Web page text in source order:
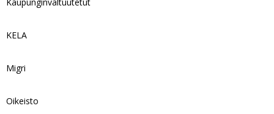
KELA
Migri
Oikeisto